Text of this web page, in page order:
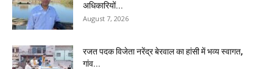
अधिकारियों...
August 7, 2026
रजत पदक विजेता नरेंद्र बेरवाल का हांसी में भव्य स्वागत,
गांव...